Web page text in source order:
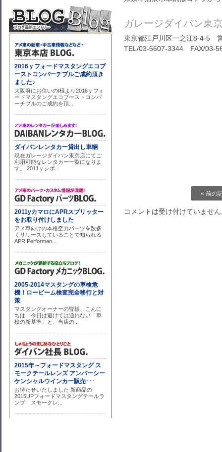
ガレージダイバン東
東京都江戸川区一之江8-4-5
TEL/03-5607-3344 FAX/03-
« 前の
コメントは受け付けていませ